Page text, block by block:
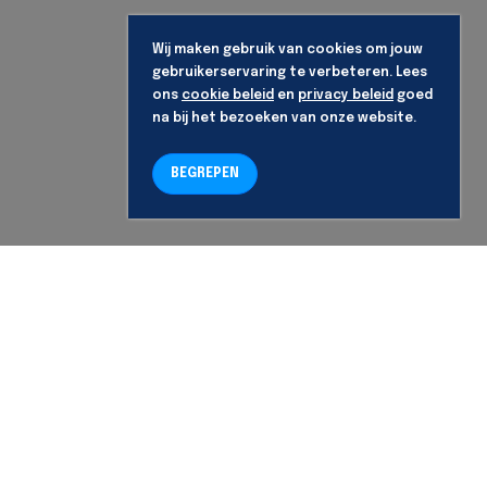
Wij maken gebruik van cookies om jouw
gebruikerservaring te verbeteren. Lees
ons cookie beleid en privacy beleid goed
na bij het bezoeken van onze website.
BEGREPEN